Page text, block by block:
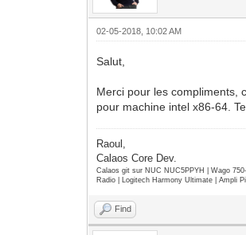
02-05-2018, 10:02 AM
Salut,
Merci pour les compliments,
pour machine intel x86-64.
Raoul,
Calaos Core Dev.
Calaos git sur NUC NUC5PPYH | Wago
Radio | Logitech Harmony Ultimate | Ampli
Find